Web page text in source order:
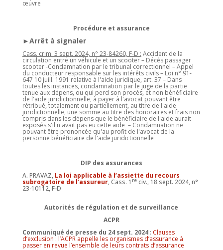
œuvre
Procédure et assurance
►Arrêt à signaler
Cass. crim. 3 sept. 2024, n° 23-84260, F-D : Accident de la
circulation entre un véhicule et un scooter – Décès passager
scooter -Condamnation par le tribunal correctionnel – Appel
du conducteur responsable sur les intérêts civils – Loi n° 91-
647 10 juill. 1991 relative à l'aide juridique, art. 37 – Dans
toutes les instances, condamnation par le juge de la partie
tenue aux dépens, ou qui perd son procès, et non bénéficiaire
de l'aide juridictionnelle, à payer à l'avocat pouvant être
rétribué, totalement ou partiellement, au titre de l'aide
juridictionnelle, une somme au titre des honoraires et frais non
compris dans les dépens que le bénéficiaire de l'aide aurait
exposés s'il n'avait pas eu cette aide – Condamnation ne
pouvant être prononcée qu'au profit de l'avocat de la
personne bénéficiaire de l'aide juridictionnelle
DIP des assurances
A. PRAVAZ, La loi applicable à l’assiette du recours
subrogatoire de l’assureur, Cass. 1 reciv., 18 sept. 2024, n°
23-10112, F-D
Autorités de régulation et de surveillance
ACPR
Communiqué de presse du 24 sept. 2024: Clauses
d’exclusion : l’ACPR appelle les organismes d’assurance à
passer en revue l’ensemble de leurs contrats d’assurance